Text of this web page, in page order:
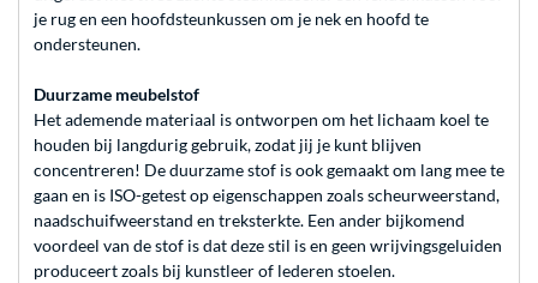
je rug en een hoofdsteunkussen om je nek en hoofd te
ondersteunen.
Duurzame meubelstof
Het ademende materiaal is ontworpen om het lichaam koel te
houden bij langdurig gebruik, zodat jij je kunt blijven
concentreren! De duurzame stof is ook gemaakt om lang mee te
gaan en is ISO-getest op eigenschappen zoals scheurweerstand,
naadschuifweerstand en treksterkte. Een ander bijkomend
voordeel van de stof is dat deze stil is en geen wrijvingsgeluiden
produceert zoals bij kunstleer of lederen stoelen.